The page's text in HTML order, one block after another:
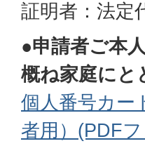
証明者：法定
●申請者ご本
概ね家庭にと
個人番号カー
者用）(PDF